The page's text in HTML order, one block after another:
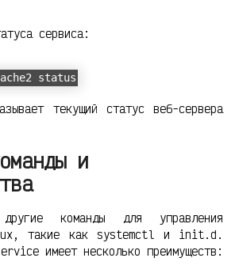
сервиса:
status
текущий статус веб-сервера
и
команды для управления
такие как systemctl и init.d.
имеет несколько преимуществ: